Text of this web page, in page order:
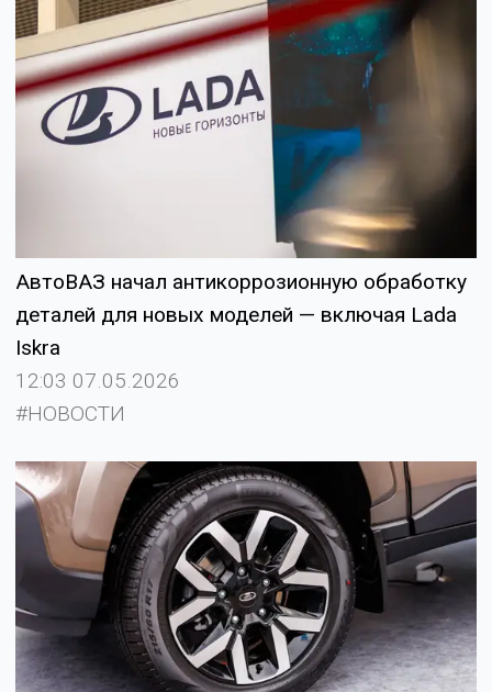
АвтоВАЗ начал антикоррозионную обработку
деталей для новых моделей — включая Lada
Iskra
12:03 07.05.2026
#НОВОСТИ